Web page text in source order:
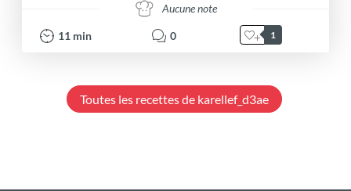
Aucune note
11 min 0 1
Toutes les recettes de karellef_d3ae